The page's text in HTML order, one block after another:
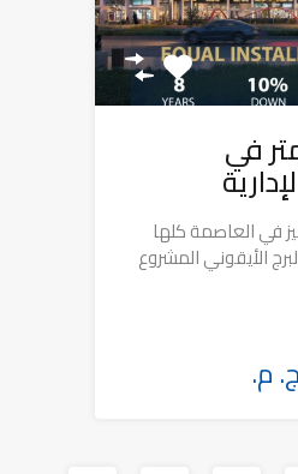
38 متر في
في العاصمة كلها
الأيقوني المشروع